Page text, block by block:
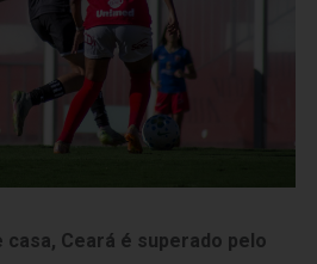
casa, Ceará é superado pelo